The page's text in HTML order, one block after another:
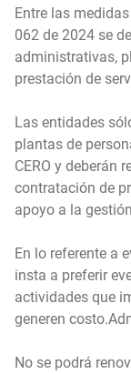
Entre las
062 de 2024 se
administrativas,
prestación de
Las entidades
plantas de
CERO y deberán
contratación de
apoyo a la
En lo referente a
insta a preferir
actividades que
generen
No se podrá